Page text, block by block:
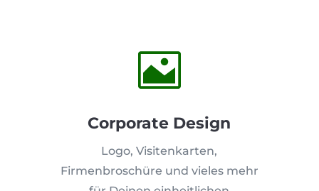

Corporate Design
Logo, Visitenkarten,
Firmenbroschüre und vieles mehr